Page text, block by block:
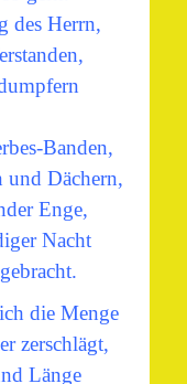
des Herrn,
Banden,
Dächern,
Enge,
Nacht
die Menge
zerschlägt,
Länge